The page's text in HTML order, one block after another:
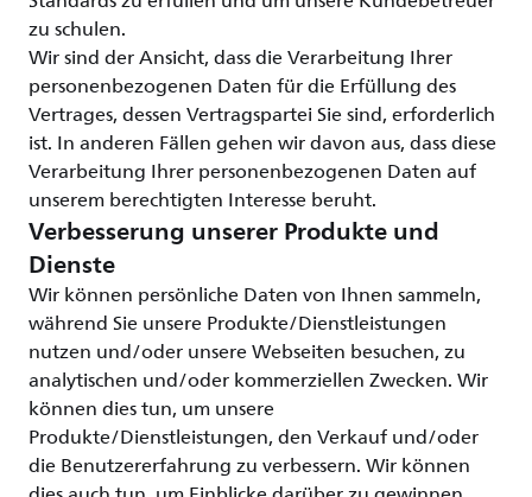
zu schulen.
Wir sind der Ansicht, dass die Verarbeitung Ihrer
personenbezogenen Daten für die Erfüllung des
Vertrages, dessen Vertragspartei Sie sind, erforderlich
ist. In anderen Fällen gehen wir davon aus, dass diese
Verarbeitung Ihrer personenbezogenen Daten auf
unserem berechtigten Interesse beruht.
Verbesserung unserer Produkte und
Dienste
Wir können persönliche Daten von Ihnen sammeln,
während Sie unsere Produkte/Dienstleistungen
nutzen und/oder unsere Webseiten besuchen, zu
analytischen und/oder kommerziellen Zwecken. Wir
können dies tun, um unsere
Produkte/Dienstleistungen, den Verkauf und/oder
die Benutzererfahrung zu verbessern. Wir können